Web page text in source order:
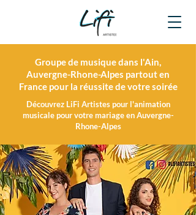
Groupe de musique dans l'Ain,
Auvergne-Rhone-Alpes partout en
France pour la réussite de votre soirée
Découvrez LiFi Artistes pour l'animation
musicale pour votre mariage en Auvergne-
Rhone-Alpes